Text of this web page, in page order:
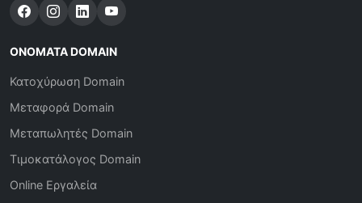
ΟΝΌΜΑΤΑ DOMAIN
Κατοχύρωση Domain
Μεταφορά Domain
Μεταπωλητές Domain
Τιμοκατάλογος Domain
Online Εργαλεία